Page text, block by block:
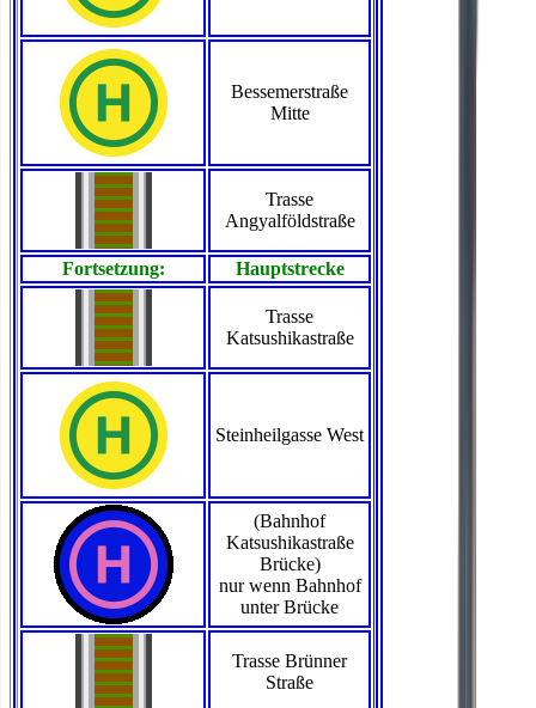
Bessemerstraße
Mitte
Trasse
Angyalföldstraße
Fortsetzung: Hauptstrecke
Trasse
Katsushikastraße
Steinheilgasse West
(Bahnhof
Katsushikastraße
Brücke)
nur wenn Bahnhof
unter Brücke
Trasse Brünner
Straße